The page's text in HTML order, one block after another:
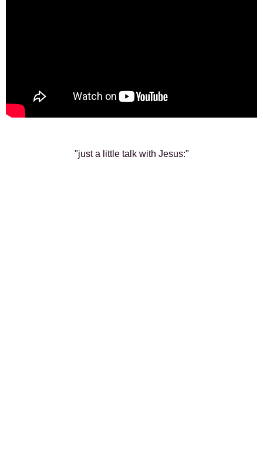
"just a little talk with Jesus:"